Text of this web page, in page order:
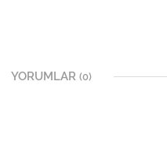
YORUMLAR (0)